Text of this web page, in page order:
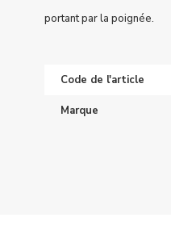
portant par la poignée.
Code de l'article
Marque